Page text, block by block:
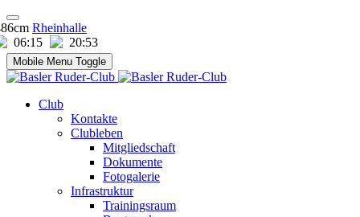
Rheinhalle
06:15
20:53
Mobile Menu Toggle
Club
Kontakte
Clubleben
Mitgliedschaft
Dokumente
Fotogalerie
Infrastruktur
Trainingsraum